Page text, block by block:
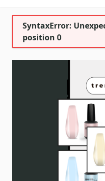
SyntaxError:
position 0